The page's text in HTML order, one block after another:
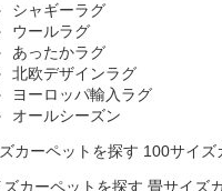
シャギーラグ
ウールラグ
あったかラグ
北欧デザインラグ
ヨーロッパ輸入ラグ
オールシーズン
100サイズ
畳サイズ